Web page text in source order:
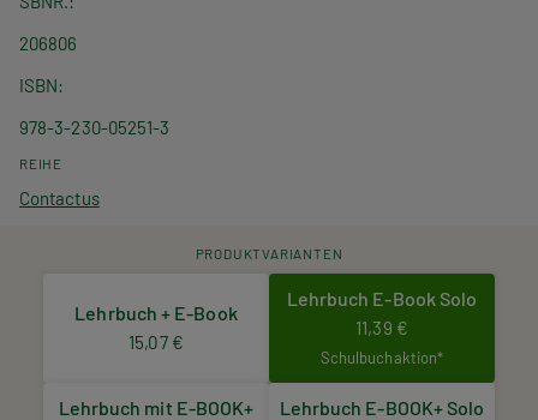
206806
ISBN
978-3-230-05251-3
REIHE
Contactus
PRODUKTVARIANTEN
Lehrbuch + E-Book
15,07 €
Lehrbuch E-Book Solo
11,39 €
Schulbuchaktion*
Lehrbuch mit E-BOOK+ Lehrbuch E-BOOK+ Solo